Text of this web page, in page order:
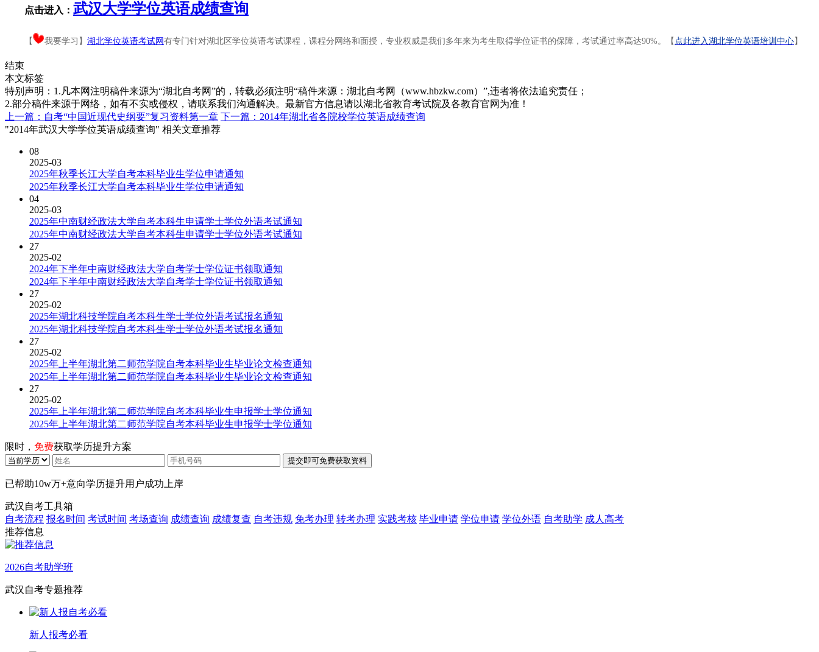
点击进入： 武汉大学学位英语成绩查询
【 我要学习】 湖北学位英语考试网 有专门针对湖北区学位英语考试课程，课程分网络和面授，专业权威是我们多年来为考生取得学位证书的保障，考试通过率高达90%。【 点此进入湖北学位英语培训中心】
结束
本文标签
特别声明：1.凡本网注明稿件来源为“湖北自考网”的，转载必须注明“稿件来源：湖北自考网（www.hbzkw.com）”,违者将依法追究责任；
2.部分稿件来源于网络，如有不实或侵权，请联系我们沟通解决。最新官方信息请以湖北省教育考试院及各教育官网为准！
上一篇：自考“中国近现代史纲要”复习资料第一章 下一篇：2014年湖北省各院校学位英语成绩查询
"2014年武汉大学学位英语成绩查询" 相关文章推荐
08
2025-03
2025年秋季长江大学自考本科毕业生学位申请通知
2025年秋季长江大学自考本科毕业生学位申请通知
04
2025-03
2025年中南财经政法大学自考本科生申请学士学位外语考试通知
2025年中南财经政法大学自考本科生申请学士学位外语考试通知
27
2025-02
2024年下半年中南财经政法大学自考学士学位证书领取通知
2024年下半年中南财经政法大学自考学士学位证书领取通知
27
2025-02
2025年湖北科技学院自考本科生学士学位外语考试报名通知
2025年湖北科技学院自考本科生学士学位外语考试报名通知
27
2025-02
2025年上半年湖北第二师范学院自考本科毕业生毕业论文检查通知
2025年上半年湖北第二师范学院自考本科毕业生毕业论文检查通知
27
2025-02
2025年上半年湖北第二师范学院自考本科毕业生申报学士学位通知
2025年上半年湖北第二师范学院自考本科毕业生申报学士学位通知
限时， 免费获取学历提升方案
已帮助10w万+意向学历提升用户成功上岸
武汉自考工具箱
自考流程 报名时间 考试时间 考场查询 成绩查询 成绩复查 自考违规 免考办理 转考办理 实践考核 毕业申请 学位申请 学位外语 自考助学 成人高考
推荐信息
2026自考助学班
武汉自考专题推荐
新人报考必看